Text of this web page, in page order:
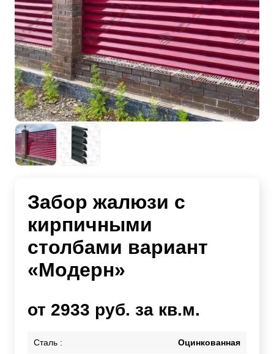
Забор жалюзи с
кирпичными
столбами вариант
«Модерн»
от 2933 руб. за кв.м.
Сталь : Оцинкованная